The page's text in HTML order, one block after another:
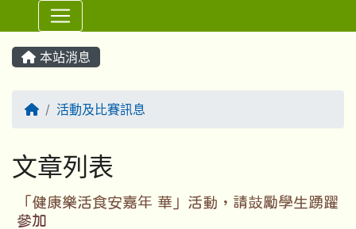
⏸
本站消息
回首頁活動及比賽訊息
文章列表
「健康樂活食安嘉年 華」活動，請鼓勵學生踴躍
參加